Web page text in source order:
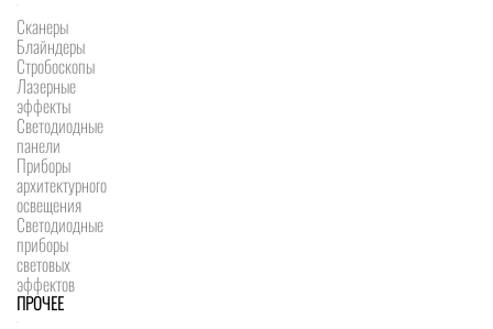
Сканеры
Блайндеры
Стробоскопы
Лазерные
эффекты
Светодиодные
панели
Приборы
архитектурного
освещения
Светодиодные
приборы
световых
эффектов
ПРОЧЕЕ